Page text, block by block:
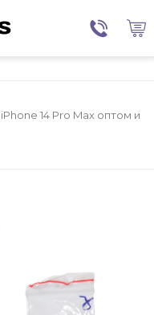
14 Pro Max оптом и